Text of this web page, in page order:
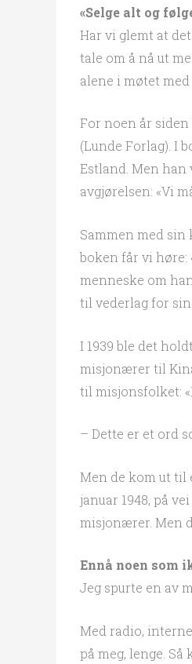
«Selge alt og
Har vi glemt at
tale om å nå ut
alene i møtet
For noen år
(Lunde Forlag). I
Estland. Men han
avgjørelsen: «Vi
Sammen med sin
boken får vi høre:
menneske om
til vederlag for sin
I 1939 ble det
misjonærer til
til misjonsfolket:
– Dette er et ord
Men de kom ut til
januar 1948, på
misjonærer. Men
Ennå noen som
Jeg spurte en av
Med radio,
på meg, lenge.